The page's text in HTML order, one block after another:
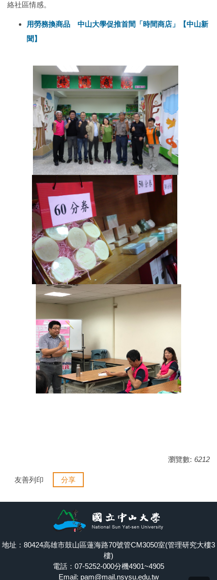
絡社區情感。
用勞務換商品 中山大學促推首間「時間商店」【中山新
聞】
瀏覽數: 6212
友善列印 分享
地址：80424高雄市鼓山區蓮海路70號管CM3050室(管理研究大樓3
樓)
電話：07-5252-000分機4901~4905
Email: pam@mail.nsysu.edu.tw